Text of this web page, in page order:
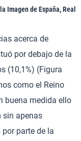
Imagen de España, Real
acerca de
por debajo de la
(10,1%) (Figura
como el Reino
buena medida ello
sin apenas
parte de la